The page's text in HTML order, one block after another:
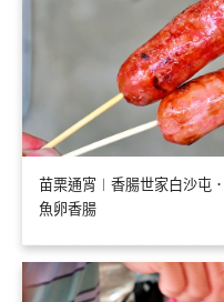
苗栗通宵︱香腸世家白沙屯
魚卵香腸